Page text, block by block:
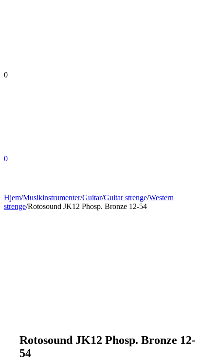
0
0
Hjem/Musikinstrumenter/Guitar/Guitar strenge/Western
strenge/Rotosound JK12 Phosp. Bronze 12-54
Rotosound JK12 Phosp. Bronze 12-
54